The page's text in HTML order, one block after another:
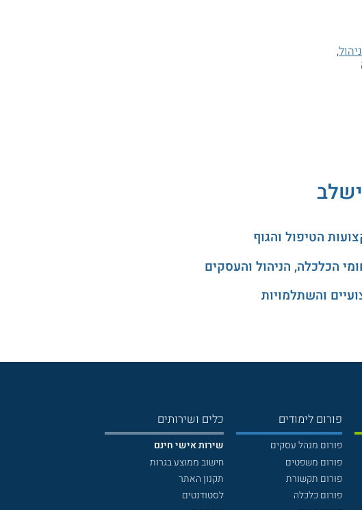
,
הטיפול והגוף
הכלכלה, הניהול והעסקים
והשתלמויות
פורום לימודים
פורום מנהל עסקים
פורום משפטים
פורום תקשורת
פורום כלכלה
כלים ושירותים
שירות אישי חינם
חישוב ממוצע בגרות
תקנון האתר
לסטודנטים